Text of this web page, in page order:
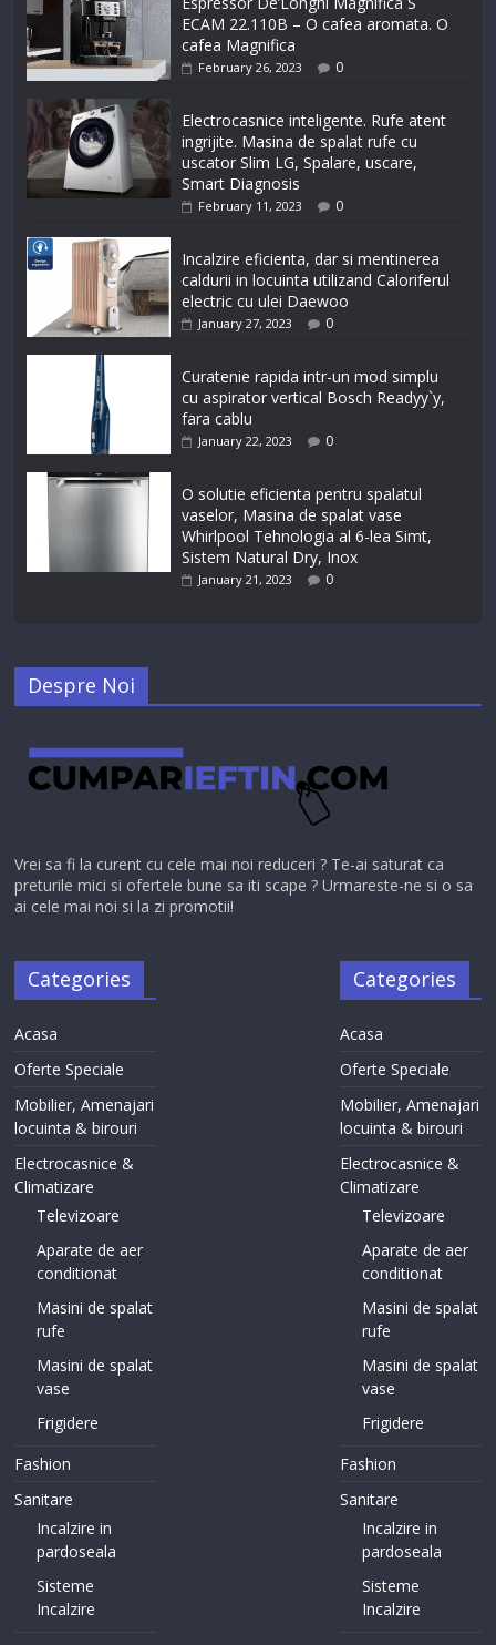
ECAM 22.110B – O cafea aromata. O
cafea Magnifica
February 26, 2023 0
Electrocasnice inteligente. Rufe atent
ingrijite. Masina de spalat rufe cu
uscator Slim LG, Spalare, uscare,
Smart Diagnosis
February 11, 2023 0
Incalzire eficienta, dar si mentinerea
caldurii in locuinta utilizand Caloriferul
electric cu ulei Daewoo
January 27, 2023 0
Curatenie rapida intr-un mod simplu
cu aspirator vertical Bosch Readyy`y,
fara cablu
January 22, 2023 0
O solutie eficienta pentru spalatul
vaselor, Masina de spalat vase
Whirlpool Tehnologia al 6-lea Simt,
Sistem Natural Dry, Inox
January 21, 2023 0
Despre Noi
Vrei sa fi la curent cu cele mai noi reduceri ? Te-ai saturat ca
preturile mici si ofertele bune sa iti scape ? Urmareste-ne si o sa
ai cele mai noi si la zi promotii!
Categories
Acasa
Oferte Speciale
Mobilier, Amenajari
locuinta & birouri
Electrocasnice &
Climatizare
Televizoare
Aparate de aer
conditionat
Masini de spalat
rufe
Masini de spalat
vase
Frigidere
Fashion
Sanitare
Incalzire in
pardoseala
Sisteme
Incalzire
Categories
Acasa
Oferte Speciale
Mobilier, Amenajari
locuinta & birouri
Electrocasnice &
Climatizare
Televizoare
Aparate de aer
conditionat
Masini de spalat
rufe
Masini de spalat
vase
Frigidere
Fashion
Sanitare
Incalzire in
pardoseala
Sisteme
Incalzire